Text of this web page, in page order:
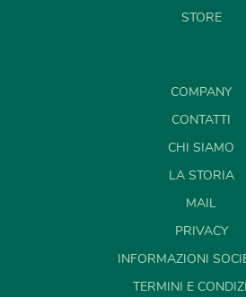
STORE
COMPANY
CONTATTI
CHI SIAMO
LA STORIA
MAIL
PRIVACY
INFORMAZIONI
TERMINI E